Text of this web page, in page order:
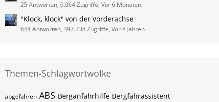
25 Antworten, 6.064 Zugriffe, Vor 6 Monaten
"Klock, klock" von der Vorderachse
644 Antworten, 397.238 Zugriffe, Vor 8 Jahren
Themen-Schlagwortwolke
abgefahren ABS Berganfahrhilfe Bergfahrassistent